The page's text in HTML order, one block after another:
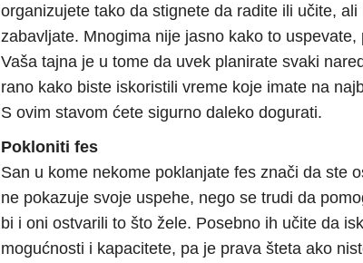
organizujete tako da stignete da radite ili učite, ali
zabavljate. Mnogima nije jasno kako to uspevate,
Vaša tajna je u tome da uvek planirate svaki
rano kako biste iskoristili vreme koje imate na
S ovim stavom ćete sigurno daleko dogurati.
Pokloniti fes
San u kome nekome poklanjate fes znači da ste
ne pokazuje svoje uspehe, nego se trudi da
bi i oni ostvarili to što žele. Posebno ih učite da
mogućnosti i kapacitete, pa je prava šteta ako